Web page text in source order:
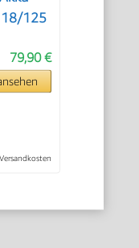
18/125
79,90 €